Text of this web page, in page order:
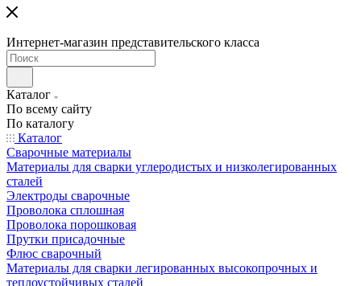
Интернет-магазин представительского класса
Каталог
По всему сайту
По каталогу
Каталог
Сварочные материалы
Материалы для сварки углеродистых и низколегированных
сталей
Электроды сварочные
Проволока сплошная
Проволока порошковая
Прутки присадочные
Флюс сварочный
Материалы для сварки легированных высокопрочных и
теплоустойчивых сталей